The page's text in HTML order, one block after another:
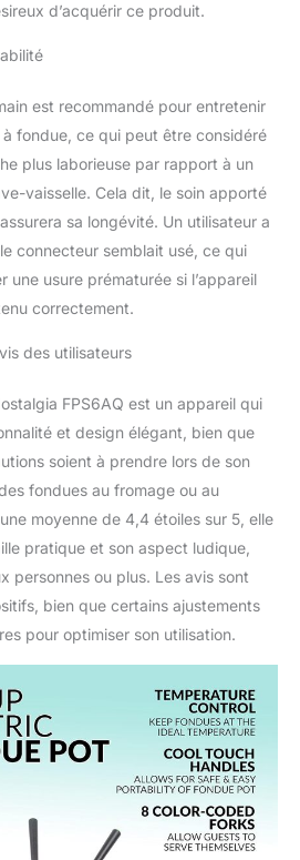
encore avec les 8
le bord
maintiennent
place
d’acquérir ce produit.
est recommandé pour entretenir
fondue, ce qui peut être considéré
plus laborieuse par rapport à un
vaisselle. Cela dit, le soin apporté
sa longévité. Un utilisateur a
connecteur semblait usé, ce qui
une usure prématurée si l’appareil
correctement.
des utilisateurs
FPS6AQ est un appareil qui
et design élégant, bien que
soient à prendre lors de son
fondues au fromage ou au
moyenne de 4,4 étoiles sur 5, elle
pratique et son aspect ludique,
personnes ou plus. Les avis sont
bien que certains ajustements
pour optimiser son utilisation.